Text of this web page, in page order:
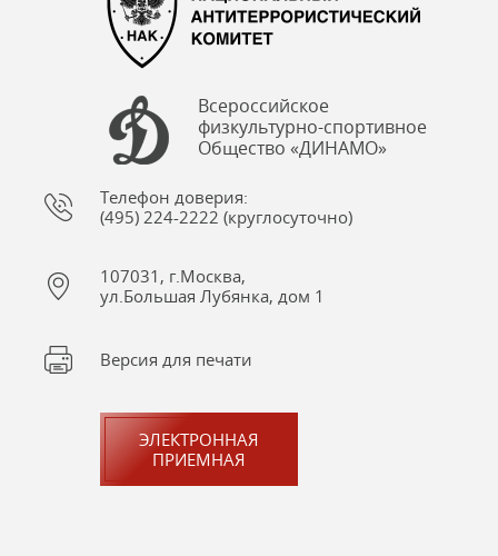
Всероссийское
физкультурно-спортивное
Общество «ДИНАМО»
Телефон доверия:
(495) 224-2222 (круглосуточно)
107031, г.Москва,
ул.Большая Лубянка, дом 1
Версия для печати
ЭЛЕКТРОННАЯ
ПРИЕМНАЯ